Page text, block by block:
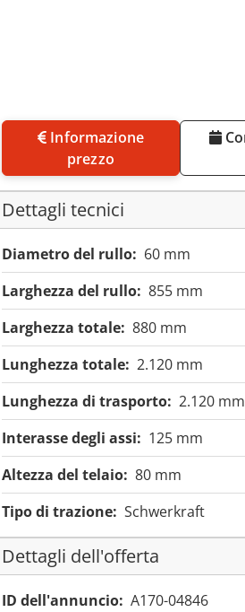
prezzo
Concordare un appuntamento di
Dettagli tecnici
Diametro del rullo: 60 mm
Larghezza del rullo: 855 mm
Larghezza totale: 880 mm
Lunghezza totale: 2.120 mm
Lunghezza di trasporto: 2.120 mm
Interasse degli assi: 125 mm
Altezza del telaio: 80 mm
Tipo di trazione: Schwerkraft
Dettagli dell'offerta
ID dell'annuncio: A170-04846